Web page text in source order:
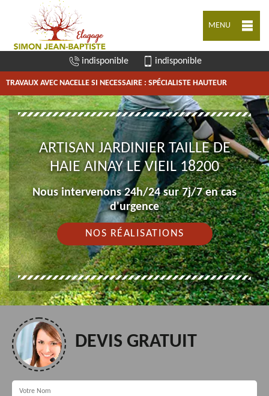
MENU
indisponible indisponible
TRAVAUX AVEC NACELLE SI NECESSAIRE : SPÉCIALISTE HAUTEUR
ARTISAN JARDINIER TAILLE DE
HAIE AINAY LE VIEIL 18200
Nous intervenons 24h/24 sur 7j/7 en cas
d'urgence
NOS RÉALISATIONS
DEVIS GRATUIT